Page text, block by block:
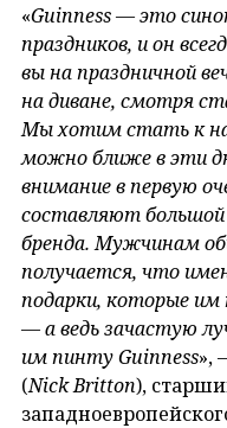
«Guinness — это
праздников, и он
вы на праздничной
на диване, смотря
Мы хотим стать к
можно ближе в эти
внимание в первую
составляют
бренда. Мужчинам
получается, что
подарки, которые им
— а ведь зачастую
им пинту Guinness»,
(NickBritton),